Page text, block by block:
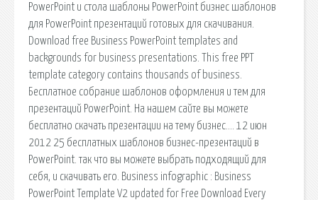
PowerPoint и стола шаблоны PowerPoint бизнес шаблонов
для PowerPoint презентаций готовых для скачивания.
Download free Business PowerPoint templates and
backgrounds for business presentations. This free PPT
template category contains thousands of business.
Бесплатное собрание шаблонов оформления и тем для
презентаций PowerPoint. На нашем сайте вы можете
бесплатно скачать презентации на тему бизнес…. 12 июн
2012 25 бесплатных шаблонов бизнес-презентаций в
PowerPoint. так что вы можете выбрать подходящий для
себя, и скачивать его. Business infographic : Business
PowerPoint Template V2 updated for Free Download Every